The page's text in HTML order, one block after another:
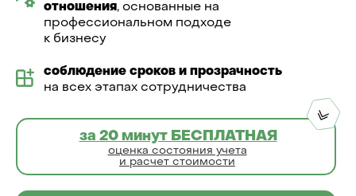
за 20 минут БЕСПЛАТНАЯ
оценка состояния учета
и расчет стоимости
отношения, основанные на
профессиональном подходе
к бизнесу
соблюдение сроков и прозрачность
на всех этапах сотрудничества